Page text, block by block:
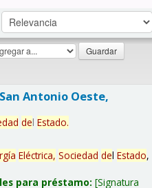
Antonio Oeste,
del Estado.
Eléctrica, Sociedad del Estado,
para préstamo: Signatura